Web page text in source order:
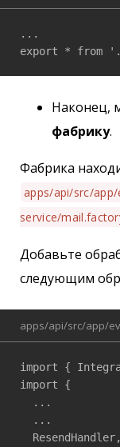
...
export * from
Наконец,
фабрику.
Фабрика
apps/api/src/
service/
Добавьте
следующим
apps/api/src/app/
import {
import {
  ...
  ...
  ResendHandler,